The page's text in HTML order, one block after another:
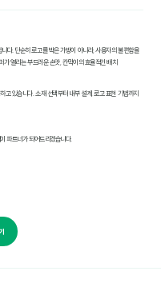
다. 단순히 로고를 박은 가방이 아니라, 사용자의 불편함을
열리는 부드러운 손맛, 칸막이의 효율적인 배치
있습니다. 소재 선택부터 내부 설계, 로고 표현 기법까지
파트너가 되어드리겠습니다.